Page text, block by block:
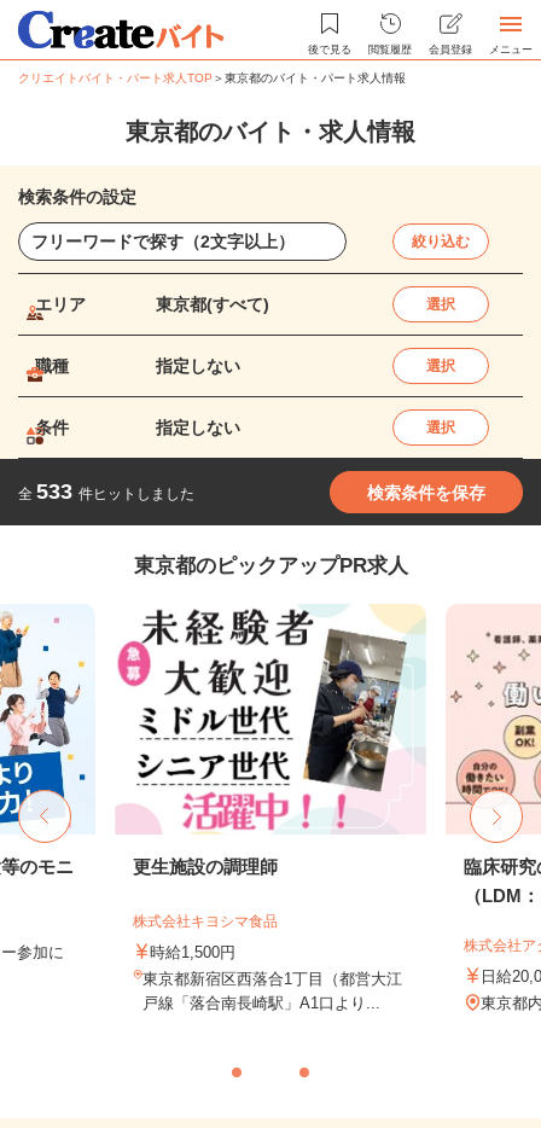
後で見る 閲覧履歴 会員登録 メニュー
クリエイトバイト・パート求人TOP ＞東京都のバイト・パート求人情報
東京都のバイト・求人情報
検索条件の設定
絞り込む
エリア 東京都(すべて) 選択
職種 指定しない 選択
条件 指定しない 選択
全 533 件ヒットしました 検索条件を保存
東京都のピックアップPR求人
のモニ
参加に
更生施設の調理師
株式会社キヨシマ食品
時給1,500円
東京都新宿区西落合1丁目（都営大江
戸線「落合南長崎駅」A1口より...
臨床研究
（LDM
株式会社ア
日給
東京都